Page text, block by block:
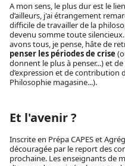
A mon sens, le plus dur est le
d’ailleurs, j'ai étrangement
difficile de travailler de la
devenu somme toute
avons tous, je pense, hâte de
penser les périodes de crise
donnent le plus à penser...) et
d’expression et de contribution
Philosophie magasine...).
Et l'avenir ?
Inscrite en Prépa CAPES et
découragée par le report des
prochaine. Les enseignants de